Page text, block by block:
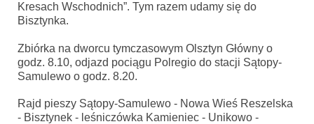
Kresach Wschodnich”. Tym razem udamy się do
Bisztynka.
Zbiórka na dworcu tymczasowym Olsztyn Główny o
godz. 8.10, odjazd pociągu Polregio do stacji Sątopy-
Samulewo o godz. 8.20.
Rajd pieszy Sątopy-Samulewo - Nowa Wieś Reszelska
- Bisztynek - leśniczówka Kamieniec - Unikowo -